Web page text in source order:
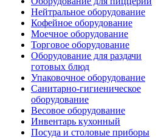
Нейтральное оборудование
Кофейное оборудование
Моечное оборудование
Торговое оборудование
Оборудование для раздачи
готовых блюд
Упаковочное оборудование
Санитарно-гигиеническое
оборудование
Весовое оборудование
Инвентарь кухонный
Посуда и столовые приборы